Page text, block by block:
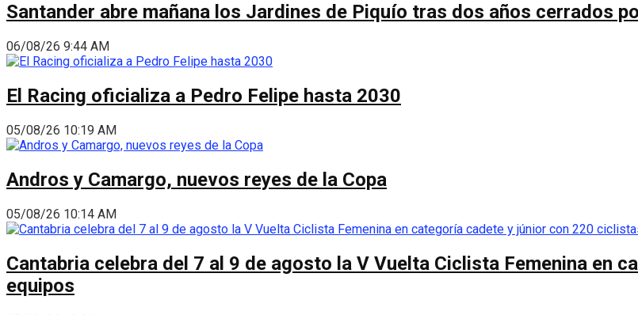
Santander abre mañana los Jardines de Piquío tras dos años cerrados
06/08/26 9:44 AM
El Racing oficializa a Pedro Felipe hasta 2030
05/08/26 10:19 AM
Andros y Camargo, nuevos reyes de la Copa
05/08/26 10:14 AM
Cantabria celebra del 7 al 9 de agosto la V Vuelta Ciclista Femenina en
equipos